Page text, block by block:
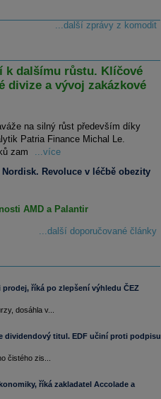
...další zprávy z komodit
k dalšímu růstu. Klíčové
divize a vývoj zakázkové
na silný růst především díky
Patria Finance Michal Le.
zam
...více
Revoluce v léčbě obezity
AMD a Palantir
...další doporučované články
říká po zlepšení výhledu ČEZ
dosáhla v...
dividendový titul. EDF učiní proti podpisu
čistého zis...
říká zakladatel Accolade a